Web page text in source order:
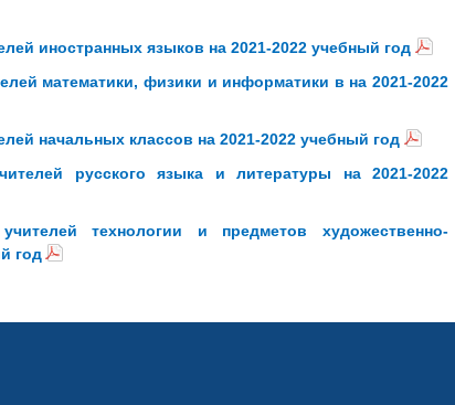
иностранных языков на 2021-2022 учебный год
математики, физики и информатики в на 2021-2022
начальных классов на 2021-2022 учебный год
русского языка и литературы на 2021-2022
технологии и предметов художественно-
год